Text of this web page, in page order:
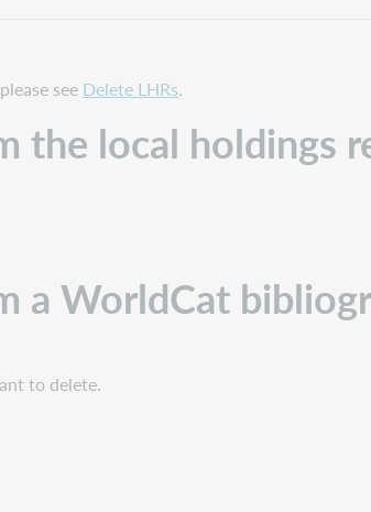
see Delete LHRs.
the local holdings
a WorldCat
to delete.